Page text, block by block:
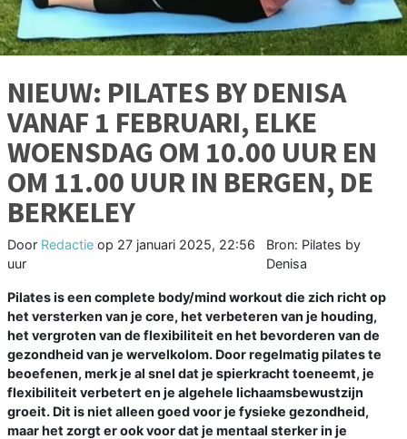
NIEUW: PILATES BY DENISA
VANAF 1 FEBRUARI, ELKE
WOENSDAG OM 10.00 UUR EN
OM 11.00 UUR IN BERGEN, DE
BERKELEY
Door Redactie op 27 januari 2025, 22:56
uur
Bron: Pilates by
Denisa
Pilates is een complete body/mind workout die zich richt op
het versterken van je core, het verbeteren van je houding,
het vergroten van de flexibiliteit en het bevorderen van de
gezondheid van je wervelkolom. Door regelmatig pilates te
beoefenen, merk je al snel dat je spierkracht toeneemt, je
flexibiliteit verbetert en je algehele lichaamsbewustzijn
groeit. Dit is niet alleen goed voor je fysieke gezondheid,
maar het zorgt er ook voor dat je mentaal sterker in je